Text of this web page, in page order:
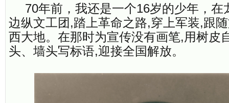
70年前，我还是一个16岁的少年，在
边纵文工团,踏上革命之路,穿上军装,跟
西大地。在那时为宣传没有画笔,用树皮
头、墙头写标语,迎接全国解放。